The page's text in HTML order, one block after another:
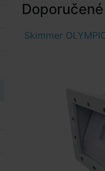
Skimmer